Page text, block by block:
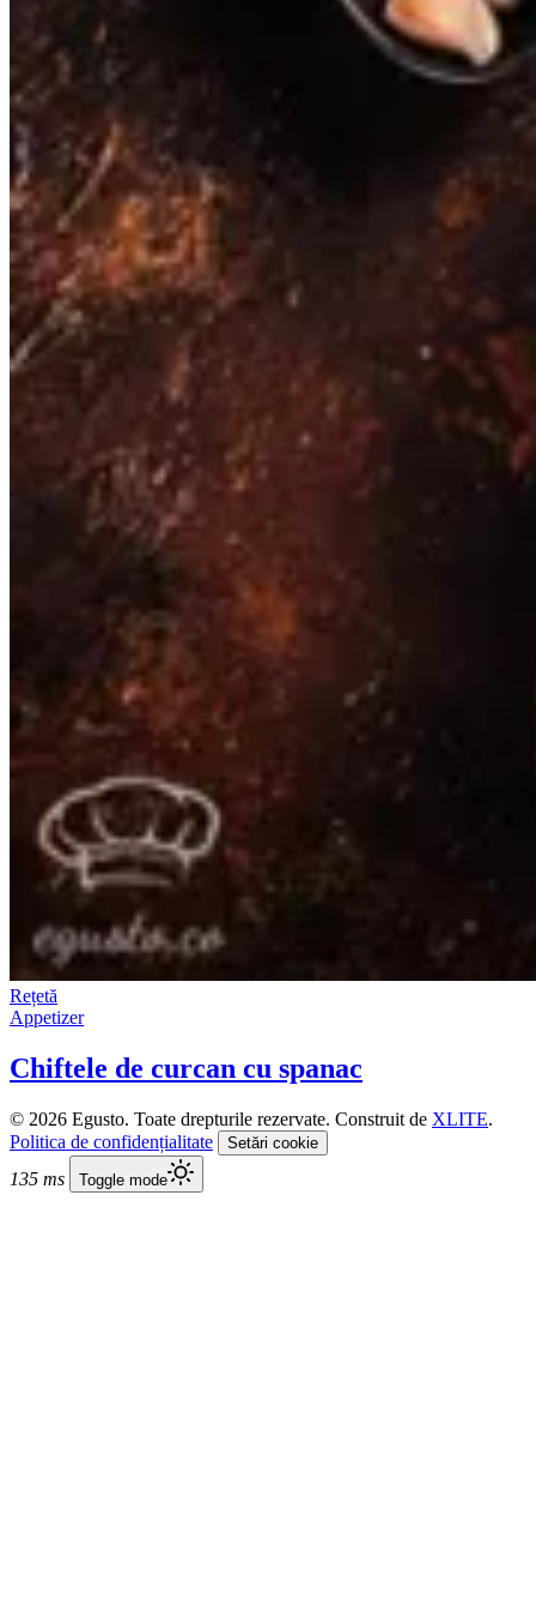
Rețetă
Appetizer
Chiftele de curcan cu spanac
© 2026 Egusto. Toate drepturile rezervate. Construit de XLITE.
Politica de confidențialitate
Setări cookie
135 ms Toggle mode